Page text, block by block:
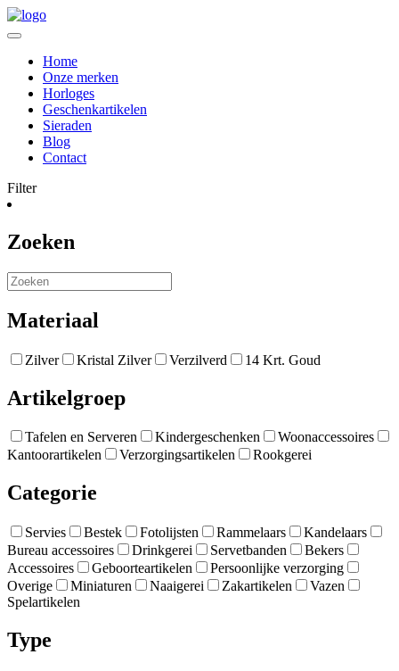
Home
Onze merken
Horloges
Geschenkartikelen
Sieraden
Blog
Contact
Filter
Zoeken
Materiaal
Zilver Kristal Zilver Verzilverd 14 Krt. Goud
Artikelgroep
Tafelen en Serveren Kindergeschenken
Woonaccessoires
Kantoorartikelen
Verzorgingsartikelen Rookgerei
Categorie
Servies Bestek Fotolijsten Rammelaars
Kandelaars
Bureau accessoires
Drinkgerei Servetbanden
Bekers
Accessoires
Geboorteartikelen
Persoonlijke verzorging
Overige
Miniaturen Naaigerei Zakartikelen
Vazen
Spelartikelen
Type